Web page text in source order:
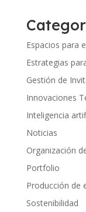
Espacios para
Estrategias
Gestión de
Innovaciones
Inteligencia
Noticias
Organización
Portfolio
Producción de
Sostenibilidad